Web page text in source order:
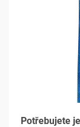
Potřebujete